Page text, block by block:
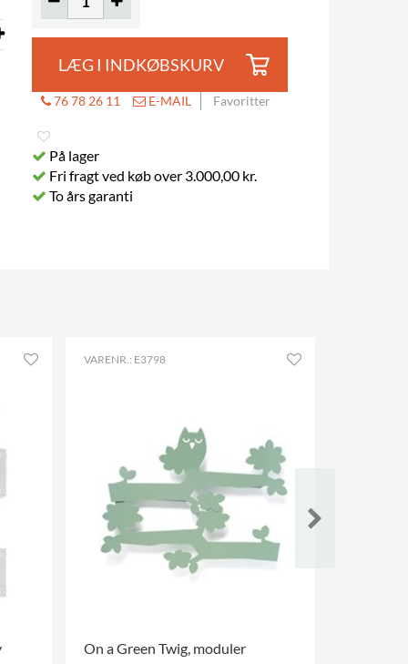
LÆG I INDKØBSKURV
76 78 26 11 E-MAIL Favoritter
På lager
Fri fragt ved køb over 3.000,00 kr.
To års garanti
VARENR.: E3798
On a Green Twig, moduler